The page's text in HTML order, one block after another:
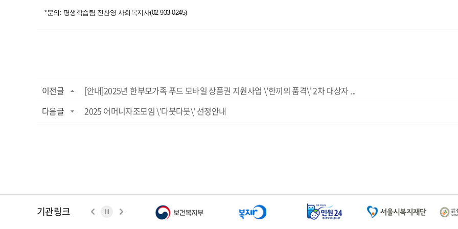
*문의: 평생학습팀 진찬영 사회복지사(02-933-0245)
이전글
[안내]2025년 한부모가족 푸드 모바일 상품권 지원사업 \'한끼의 품격\' 2차 대상자 ...
다음글
2025 어머니자조모임 \'다붓다붓\' 선정안내
기관링크